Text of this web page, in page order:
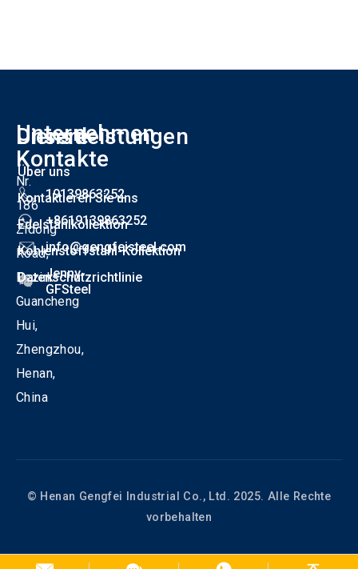
Unternehmen
Nr.
186
Zidong
Road,
Bezirk
Guancheng
Hui,
Zhengzhou,
Henan,
China
Unsere
Kontakte
19139863252
+8619139863252
info@gengfeisteel.com
Jenny-
GFSteel
Dienstleistungen
Über uns
Kontaktieren Sie uns
Edelstahlkollektion
Kohlenstoffstahl-Kollektion
Datenschutzrichtlinie
© Henan Gengfei Industrial Co., Ltd. 2025. Alle Rechte
vorbehalten